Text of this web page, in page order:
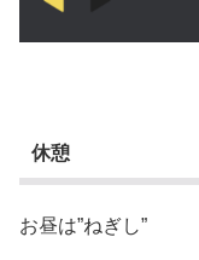
休憩
お昼は”ねぎし”